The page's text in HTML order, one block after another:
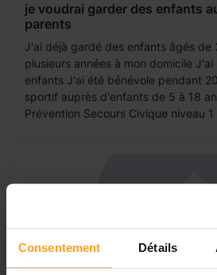
Consentement Détails
je voudrai garder des enfants
parents
J'ai déjà gardé des enfants âgés de
plusieurs années à mon domicile
enfants J'ai été bénévole pendant
sportif auprès d'enfants de 5 à 18
Prévention Secours Civique niveau